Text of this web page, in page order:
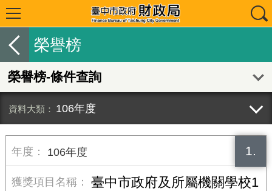
榮譽榜
榮譽榜-條件查詢
106年度
1.
106年度
臺中市政府及所屬機關學校1